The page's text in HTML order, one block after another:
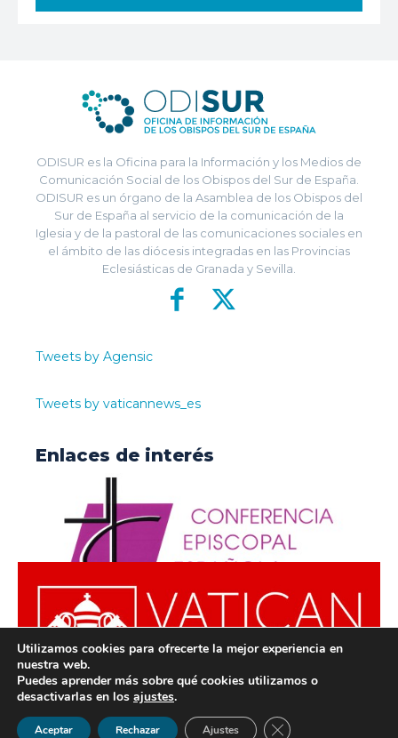
ODISUR es la Oficina para la Información y los Medios de
Comunicación Social de los Obispos del Sur de España.
ODISUR es un órgano de la Asamblea de los Obispos del
Sur de España al servicio de la comunicación de la
Iglesia y de la pastoral de las comunicaciones sociales en
el ámbito de las diócesis integradas en las Provincias
Eclesiásticas de Granada y Sevilla.
Tweets by Agensic
Tweets by vaticannews_es
Enlaces de interés
© ODISUR | Todos los derechos reservados |Política de
Privacidad
Aviso Legal
Utilizamos cookies para ofrecerte la mejor experiencia en
nuestra web.
Puedes aprender más sobre qué cookies utilizamos o
desactivarlas en los ajustes.
Aceptar Rechazar Ajustes Cerrar el banner de